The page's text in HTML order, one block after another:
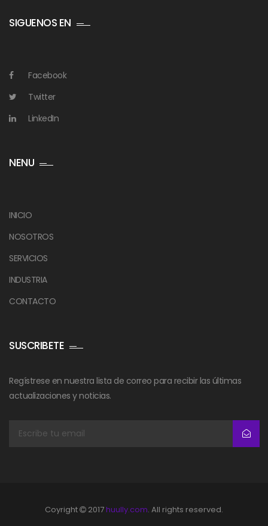
SIGUENOS EN
Facebook
Twitter
LinkedIn
NENU
INICIO
NOSOTROS
SERVICIOS
INDUSTRIA
CONTACTO
SUSCRIBETE
Regístrese en nuestra lista de correo para recibir las últimas
actualizaciones y noticias.
Coyright 2017huully.com. All rights reserved.